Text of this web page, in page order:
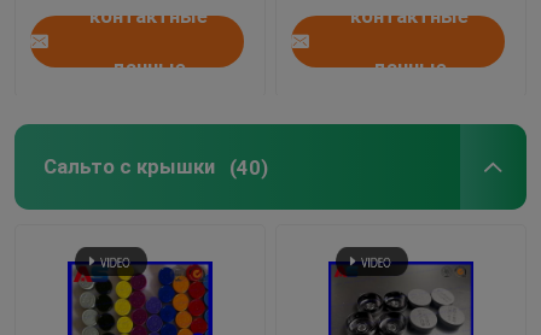
контактные
данные
контактные
данные
Сальто с крышки (40)